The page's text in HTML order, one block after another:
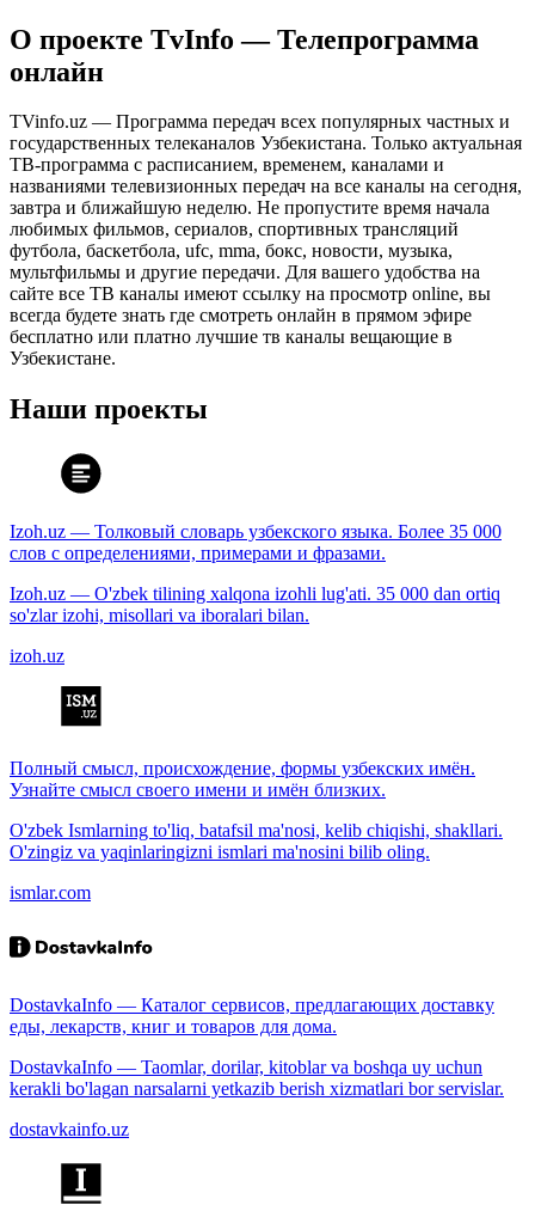
О проекте TvInfo — Телепрограмма
онлайн
TVinfo.uz — Программа передач всех популярных частных и
государственных телеканалов Узбекистана. Только актуальная
ТВ-программа с расписанием, временем, каналами и
названиями телевизионных передач на все каналы на сегодня,
завтра и ближайшую неделю. Не пропустите время начала
любимых фильмов, сериалов, спортивных трансляций
футбола, баскетбола, ufc, mma, бокс, новости, музыка,
мультфильмы и другие передачи. Для вашего удобства на
сайте все ТВ каналы имеют ссылку на просмотр online, вы
всегда будете знать где смотреть онлайн в прямом эфире
бесплатно или платно лучшие тв каналы вещающие в
Узбекистане.
Наши проекты
Izoh.uz — Толковый словарь узбекского языка. Более 35 000
слов с определениями, примерами и фразами.
Izoh.uz — O'zbek tilining xalqona izohli lug'ati. 35 000 dan ortiq
so'zlar izohi, misollari va iboralari bilan.
izoh.uz
Полный смысл, происхождение, формы узбекских имён.
Узнайте смысл своего имени и имён близких.
O'zbek Ismlarning to'liq, batafsil ma'nosi, kelib chiqishi, shakllari.
O'zingiz va yaqinlaringizni ismlari ma'nosini bilib oling.
ismlar.com
DostavkaInfo — Каталог сервисов, предлагающих доставку
еды, лекарств, книг и товаров для дома.
DostavkaInfo — Taomlar, dorilar, kitoblar va boshqa uy uchun
kerakli bo'lagan narsalarni yetkazib berish xizmatlari bor servislar.
dostavkainfo.uz